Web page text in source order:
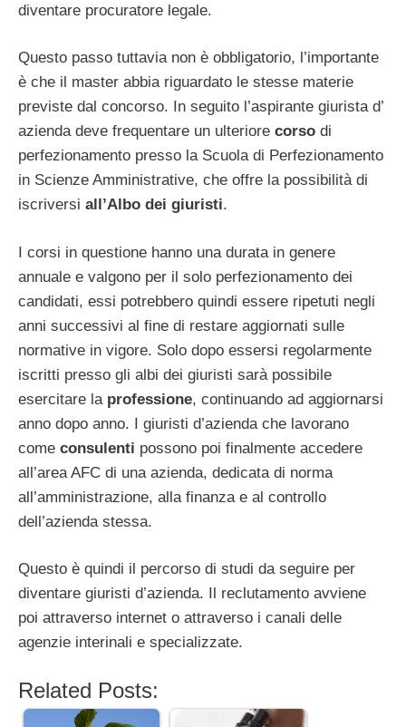
diventare procuratore legale.
Questo passo tuttavia non è obbligatorio, l’importante
è che il master abbia riguardato le stesse materie
previste dal concorso. In seguito l’aspirante giurista d’
azienda deve frequentare un ulteriore corso di
perfezionamento presso la Scuola di Perfezionamento
in Scienze Amministrative, che offre la possibilità di
iscriversi all’Albo dei giuristi.
I corsi in questione hanno una durata in genere
annuale e valgono per il solo perfezionamento dei
candidati, essi potrebbero quindi essere ripetuti negli
anni successivi al fine di restare aggiornati sulle
normative in vigore. Solo dopo essersi regolarmente
iscritti presso gli albi dei giuristi sarà possibile
esercitare la professione, continuando ad aggiornarsi
anno dopo anno. I giuristi d’azienda che lavorano
come consulenti possono poi finalmente accedere
all’area AFC di una azienda, dedicata di norma
all’amministrazione, alla finanza e al controllo
dell’azienda stessa.
Questo è quindi il percorso di studi da seguire per
diventare giuristi d’azienda. Il reclutamento avviene
poi attraverso internet o attraverso i canali delle
agenzie interinali e specializzate.
Related Posts: